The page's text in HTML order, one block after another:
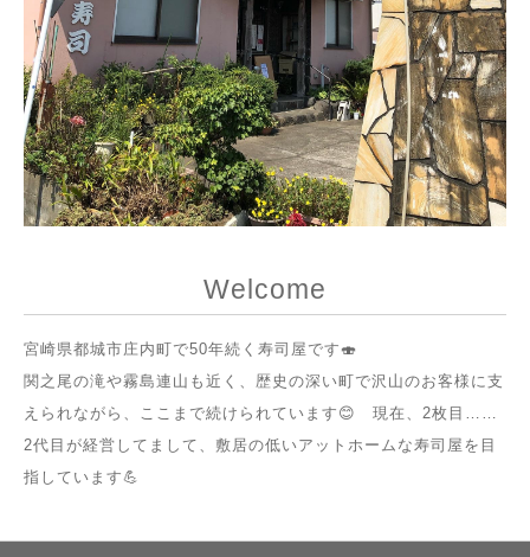
Welcome
宮崎県都城市庄内町で50年続く寿司屋です🍣
関之尾の滝や霧島連山も近く、歴史の深い町で沢山のお客様に支
えられながら、ここまで続けられています😊 現在、2枚目……
2代目が経営してまして、敷居の低いアットホームな寿司屋を目
指しています💪